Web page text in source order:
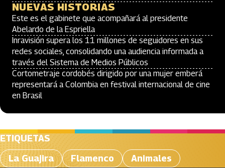
NUEVAS HISTORIAS
Este es el gabinete que acompañará al presidente
Abelardo de la Espriella
Inravisión supera los 11 millones de seguidores en sus
redes sociales, consolidando una audiencia informada a
través del Sistema de Medios Públicos
Cortometraje cordobés dirigido por una mujer emberá
representará a Colombia en festival internacional de cine
en Brasil
ETIQUETAS
La Guajira
Flamenco Animales